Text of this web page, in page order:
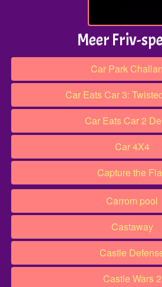
Meer Friv-
Car Park
Car Eats Car 3:
Car Eats Car 2
Car 4X4
Capture the
Carrom pool
Castaway
Castle
Castle Wars 2